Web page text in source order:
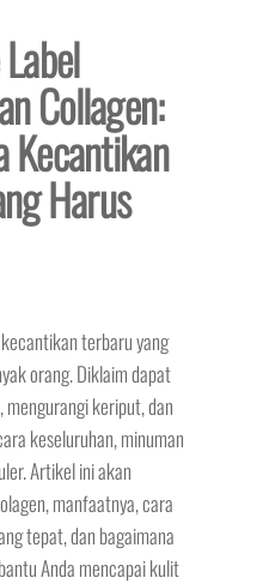
Collagen:
Kecantikan
Harus
terbaru yang
orang. Diklaim dapat
keriput, dan
keseluruhan, minuman
Artikel ini akan
manfaatnya, cara
tepat, dan bagaimana
Anda mencapai kulit